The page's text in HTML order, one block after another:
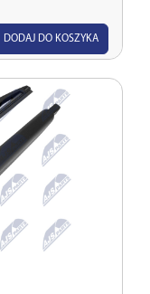
DODAJ DO KOSZYKA